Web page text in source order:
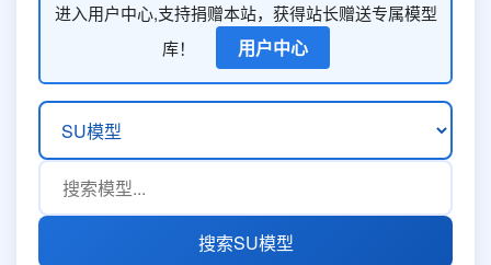
进入用户中心,支持捐赠本站，获得站长赠送专属模型
库！
用户中心
搜索SU模型